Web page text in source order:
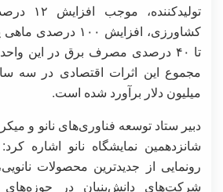
تا ۴۰ درصدی مصرف برق در این
میلیون دلار برآورد شده است.
دبیر ستاد توسعه فناوری‌های نانو و
شانزدهمین نمایشگاه نانو اشاره
رونمایی از جدیدترین محصولات
شرکت‌های دانش‌بنیان در